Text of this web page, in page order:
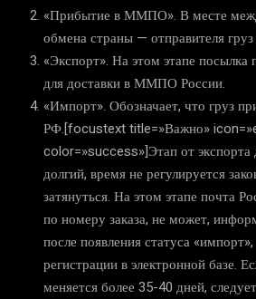
«Прибытие в ММПО». В месте
обмена страны — отправителя
«Экспорт». На этом этапе посылка
для доставки в ММПО России.
«Импорт». Обозначает, что груз
РФ.[focustext title=»Важно»
color=»success»]Этап от
долгий, время не регулируется
затянуться. На этом этапе почта
по номеру заказа, не может,
после появления статуса
регистрации в электронной базе.
меняется более 35-40 дней,